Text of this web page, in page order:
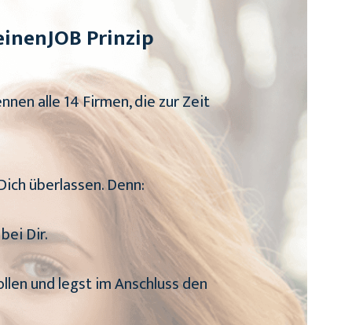
Prinzip
alle 14 Firmen, die zur Zeit
überlassen. Denn:
Dir.
und legst im Anschluss den